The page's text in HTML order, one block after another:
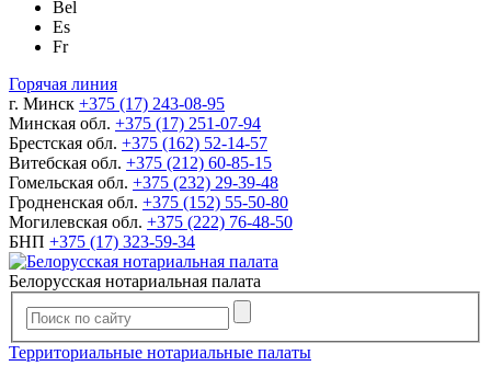
Bel
Es
Fr
Горячая линия
г. Минск +375 (17) 243-08-95
Минская обл. +375 (17) 251-07-94
Брестская обл. +375 (162) 52-14-57
Витебская обл. +375 (212) 60-85-15
Гомельская обл. +375 (232) 29-39-48
Гродненская обл. +375 (152) 55-50-80
Могилевская обл. +375 (222) 76-48-50
БНП +375 (17) 323-59-34
Белорусская нотариальная палата
Территориальные нотариальные палаты